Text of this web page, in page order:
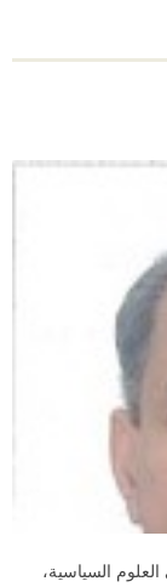
السياسية،